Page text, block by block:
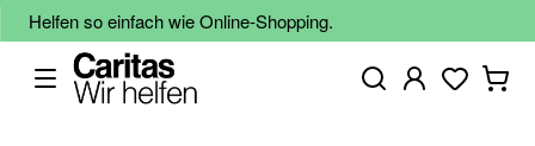
Helfen so einfach wie Online-Shopping.